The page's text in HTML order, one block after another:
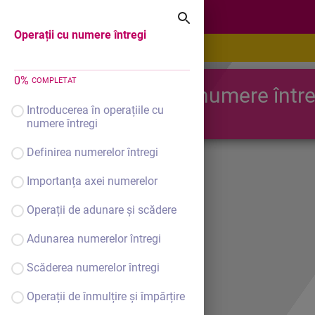
Operații cu numere întregi
0% COMPLETAT
Introducerea în operațiile cu
numere întregi
Definirea numerelor întregi
Importanța axei numerelor
Operații de adunare și scădere
Adunarea numerelor întregi
Scăderea numerelor întregi
Operații de înmulțire și împărțire
Operații cu numere